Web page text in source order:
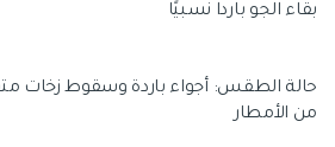
بقاء الجو باردا نسبيًا
حالة الطقس: أجواء باردة وسقوط زخات
من الأمطار